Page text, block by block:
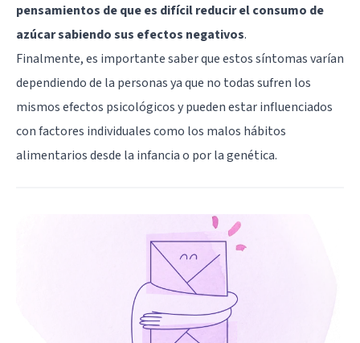
pensamientos de que es difícil reducir el consumo de
azúcar sabiendo sus efectos negativos.
Finalmente, es importante saber que estos síntomas varían
dependiendo de la personas ya que no todas sufren los
mismos efectos psicológicos y pueden estar influenciados
con factores individuales como los malos hábitos
alimentarios desde la infancia o por la genética.